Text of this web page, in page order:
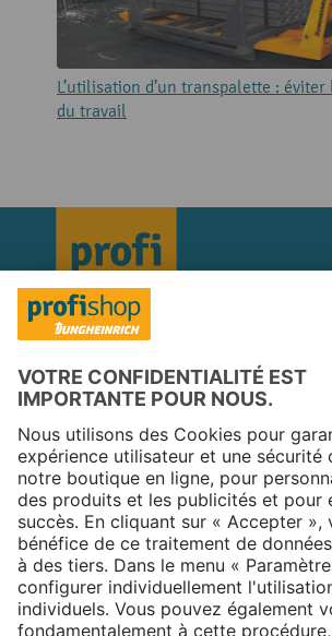
L’utilisation d’un transpalette :
du travail
Copyright © 2025 Jungheinrich
Newsletter
S'inscrire →